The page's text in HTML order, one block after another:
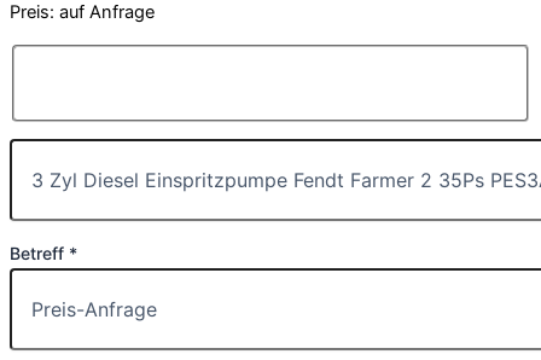
Preis: auf Anfrage
Betreff *